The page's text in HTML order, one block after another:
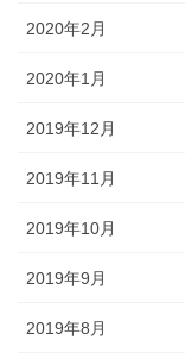
2020年2月
2020年1月
2019年12月
2019年11月
2019年10月
2019年9月
2019年8月